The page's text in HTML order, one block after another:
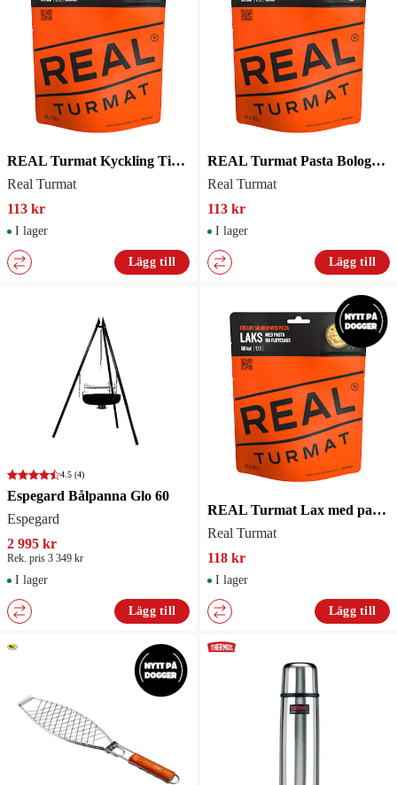
REAL Turmat Kyckling Tikka Masala - Gryta
Real Turmat
113 kr
I lager
Lägg till
REAL Turmat Pasta Bolognese - Gryta
Real Turmat
113 kr
I lager
Lägg till
4.5 (4)
Espegard Bålpanna Glo 60
Espegard
2 995 kr
Rek. pris 3 349 kr
I lager
Lägg till
REAL Turmat Lax med pasta och gräddsås - Gryta
Real Turmat
118 kr
I lager
Lägg till